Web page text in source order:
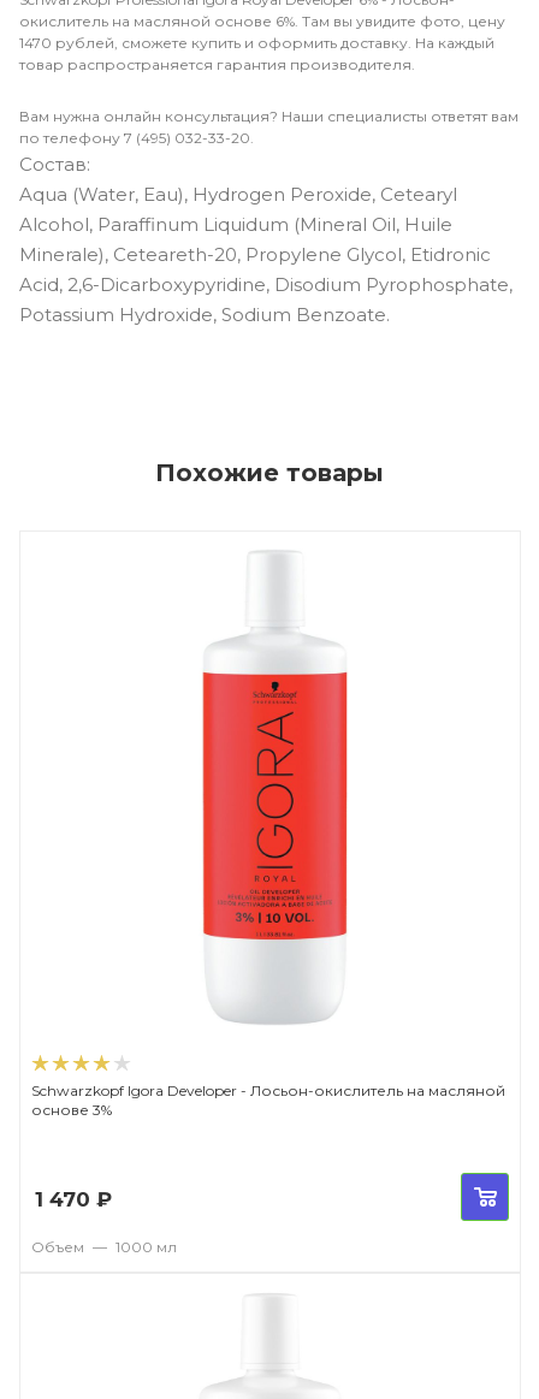
окислитель на масляной основе 6%. Там вы увидите фото, цену
1470 рублей, сможете купить и оформить доставку. На каждый
товар распространяется гарантия производителя.
Вам нужна онлайн консультация? Наши специалисты ответят вам
по телефону 7 (495) 032-33-20.
Состав:
Aqua (Water, Eau), Hydrogen Peroxide, Cetearyl
Alcohol, Paraffinum Liquidum (Mineral Oil, Huile
Minerale), Ceteareth-20, Propylene Glycol, Etidronic
Acid, 2,6-Dicarboxypyridine, Disodium Pyrophosphate,
Potassium Hydroxide, Sodium Benzoate.
Похожие товары
Schwarzkopf Igora Developer - Лосьон-окислитель на масляной
основе 3%
1 470 ₽
Объем — 1000 мл